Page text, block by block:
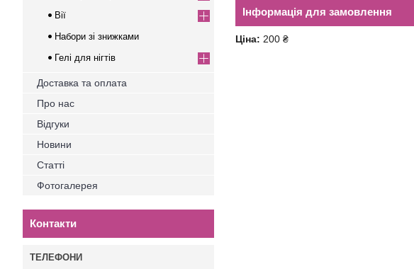
Інформація для замовлення
Ціна: 200 ₴
Вії
Набори зі знижками
Гелі для нігтів
Доставка та оплата
Про нас
Відгуки
Новини
Статті
Фотогалерея
Контакти